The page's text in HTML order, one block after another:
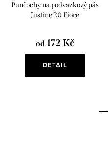
Punčochy na podvazkový pás
Justine 20 Fiore
od172 Kč
DETAIL